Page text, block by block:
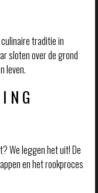
traditie in
sloten over de grond
leven.
We leggen het uit! De
en het rookproces